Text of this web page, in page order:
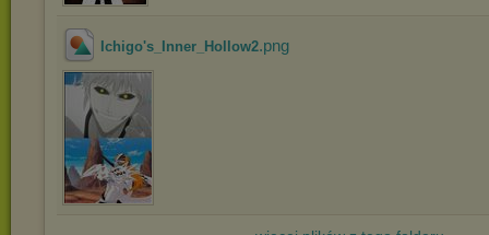
Ichigo's_Inner_Hollow2.png